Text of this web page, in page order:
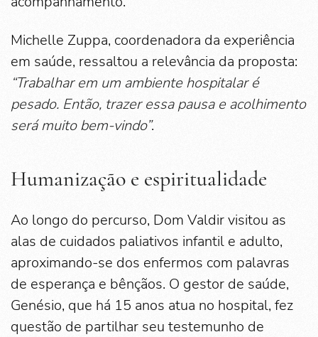
Michelle Zuppa, coordenadora da experiência
em saúde, ressaltou a relevância da proposta:
“Trabalhar em um ambiente hospitalar é
pesado. Então, trazer essa pausa e acolhimento
será muito bem-vindo”.
Humanização e espiritualidade
Ao longo do percurso, Dom Valdir visitou as
alas de cuidados paliativos infantil e adulto,
aproximando-se dos enfermos com palavras
de esperança e bênçãos. O gestor de saúde,
Genésio, que há 15 anos atua no hospital, fez
questão de partilhar seu testemunho de